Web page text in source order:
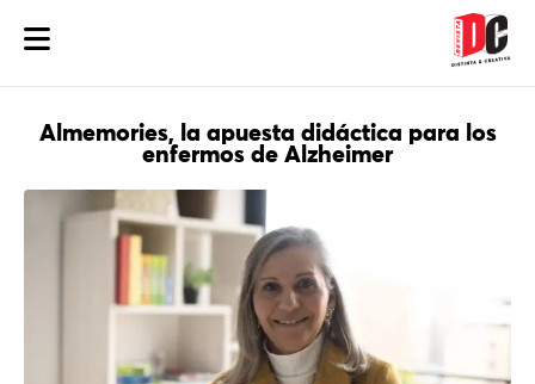
Almemories, la apuesta didáctica para los
enfermos de Alzheimer